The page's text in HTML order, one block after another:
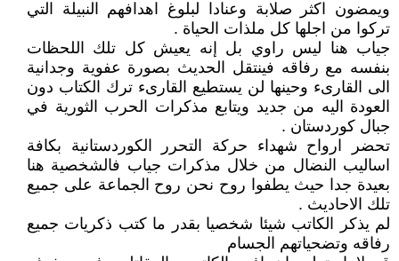
ويمضون اكثر صلابة وعنادا لبلوغ اهدافهم النبيلة التي
تركوا من اجلها كل ملذات الحياة .
جياب هنا ليس راوي بل إنه يعيش كل تلك اللحظات
بنفسه مع رفاقه فينتقل الحديث بصورة عفوية وجدانية
الى القارىء وحينها لن يستطيع القارىء ترك الكتاب دون
العودة اليه من جديد ويتابع مذكرات الحرب الثورية في
جبال كوردستان .
تحضر ارواح شهداء حركة التحرر الكوردستانية بكافة
اساليب النضال من خلال مذكرات جياب فالشخصية هنا
بعيدة جدا حيث يطفوا روح نحن روح الجماعة على جميع
تلك الاحاديث .
لم يذكر الكاتب شيئا شخصيا بقدر ما كتب ذكريات جميع
رفاقه وتضحياتهم الجسام